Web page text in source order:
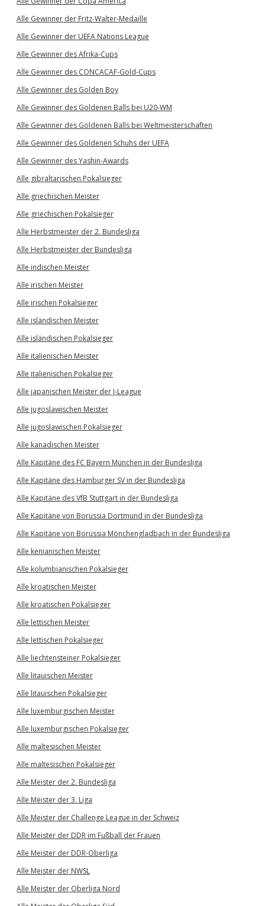
Alle Gewinner der Fritz-Walter-Medaille
Alle Gewinner der UEFA Nations League
Alle Gewinner des Afrika-Cups
Alle Gewinner des CONCACAF-Gold-Cups
Alle Gewinner des Golden Boy
Alle Gewinner des Goldenen Balls bei U20-WM
Alle Gewinner des Goldenen Balls bei Weltmeisterschaften
Alle Gewinner des Goldenen Schuhs der UEFA
Alle Gewinner des Yashin-Awards
Alle gibraltarischen Pokalsieger
Alle griechischen Meister
Alle griechischen Pokalsieger
Alle Herbstmeister der 2. Bundesliga
Alle Herbstmeister der Bundesliga
Alle indischen Meister
Alle irischen Meister
Alle irischen Pokalsieger
Alle isländischen Meister
Alle isländischen Pokalsieger
Alle italienischen Meister
Alle italienischen Pokalsieger
Alle japanischen Meister der J-League
Alle jugoslawischen Meister
Alle jugoslawischen Pokalsieger
Alle kanadischen Meister
Alle Kapitäne des FC Bayern München in der Bundesliga
Alle Kapitäne des Hamburger SV in der Bundesliga
Alle Kapitäne des VfB Stuttgart in der Bundesliga
Alle Kapitäne von Borussia Dortmund in der Bundesliga
Alle Kapitäne von Borussia Mönchengladbach in der Bundesliga
Alle kenianischen Meister
Alle kolumbianischen Pokalsieger
Alle kroatischen Meister
Alle kroatischen Pokalsieger
Alle lettischen Meister
Alle lettischen Pokalsieger
Alle liechtensteiner Pokalsieger
Alle litauischen Meister
Alle litauischen Pokalsieger
Alle luxemburgischen Meister
Alle luxemburgischen Pokalsieger
Alle maltesischen Meister
Alle maltesischen Pokalsieger
Alle Meister der 2. Bundesliga
Alle Meister der 3. Liga
Alle Meister der Challenge League in der Schweiz
Alle Meister der DDR im Fußball der Frauen
Alle Meister der DDR-Oberliga
Alle Meister der NWSL
Alle Meister der Oberliga Nord